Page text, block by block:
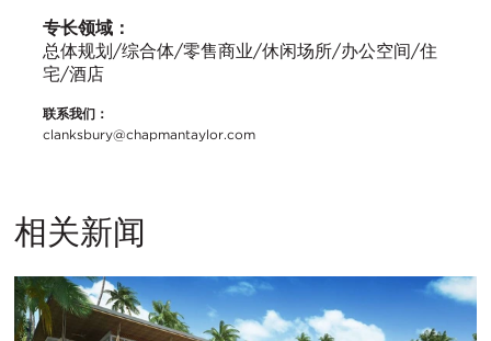
专长领域：
总体规划/综合体/零售商业/休闲场所/办公空间/住
宅/酒店
联系我们：
clanksbury@chapmantaylor.com
相关新闻